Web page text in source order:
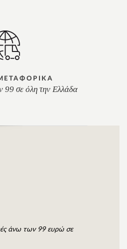
99 σε όλη την Ελλάδα
άνω των 99 ευρώ σε